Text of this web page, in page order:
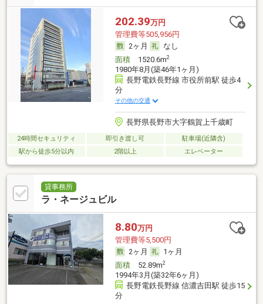
202.39万円
管理費等505,956円
2ヶ月
なし
面積1520.6m2
1980年8月(築46年1ヶ月)
長野電鉄長野線 市役所前駅 徒歩4
分
その他の交通
長野県長野市大字鶴賀上千歳町
24時間セキュリティ 即引き渡し可
駐車場(近隣含)
駅から徒歩5分以内
2階以上 エレベーター
貸事務所
ラ・ネージュビル
8.80万円
管理費等5,500円
2ヶ月
1ヶ月
面積52.89m2
1994年3月(築32年6ヶ月)
長野電鉄長野線 信濃吉田駅 徒歩15
分